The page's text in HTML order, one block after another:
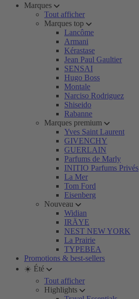
Marques
Tout afficher
Marques top
Lancôme
Armani
Kérastase
Jean Paul Gaultier
SENSAI
Hugo Boss
Montale
Narciso Rodriguez
Shiseido
Rabanne
Marques premium
Yves Saint Laurent
GIVENCHY
GUERLAIN
Parfums de Marly
INITIO Parfums Privés
La Mer
Tom Ford
Eisenberg
Nouveau
Widian
IRÄYE
NEST NEW YORK
La Prairie
TYPEBEA
Promotions & best-sellers
☀️ Été
Tout afficher
Highlights